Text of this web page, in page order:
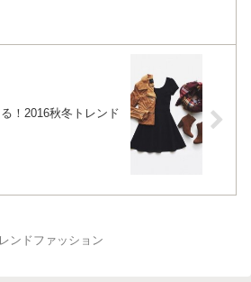
！2016秋冬トレンド
ンドファッション